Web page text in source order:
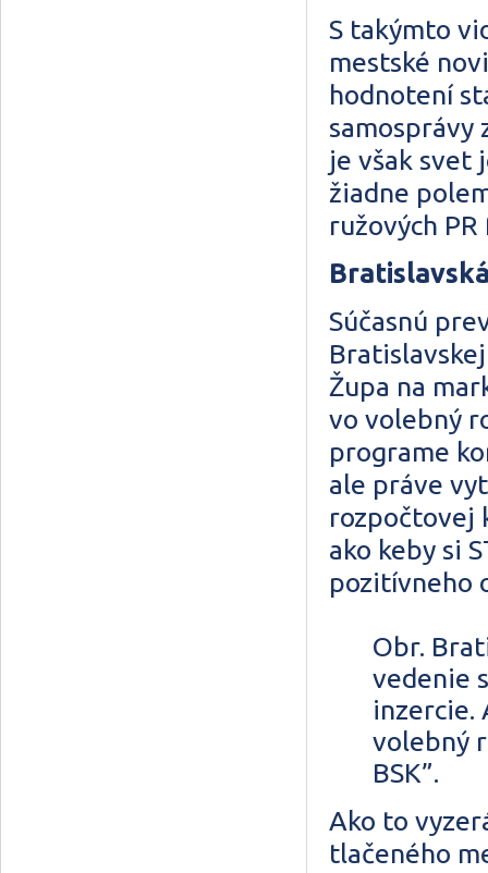
S takýmto
mestské
hodnotení
samosprávy
je však svet
žiadne
ružových
Súčasnú
Župa na
vo volebný
programe
ale práve
rozpočtovej
ako keby si
pozitívneho
Obr.
vedenie
inzercie.
volebný
BSK”.
Ako to
tlačeného